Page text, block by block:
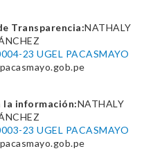
Transparencia:NATHALY
23 UGEL PACASMAYO
la información:NATHALY
23 UGEL PACASMAYO